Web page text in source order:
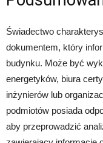
Świadectwo
dokumentem, który
budynku. Może być
energetyków, biura
inżynierów lub
podmiotów posiada
aby przeprowadzić